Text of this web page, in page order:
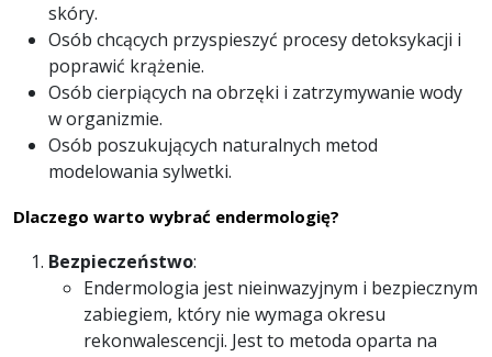
skóry.
Osób chcących przyspieszyć procesy detoksykacji i
poprawić krążenie.
Osób cierpiących na obrzęki i zatrzymywanie wody
w organizmie.
Osób poszukujących naturalnych metod
modelowania sylwetki.
Dlaczego warto wybrać endermologię?
Bezpieczeństwo:
Endermologia jest nieinwazyjnym i bezpiecznym
zabiegiem, który nie wymaga okresu
rekonwalescencji. Jest to metoda oparta na